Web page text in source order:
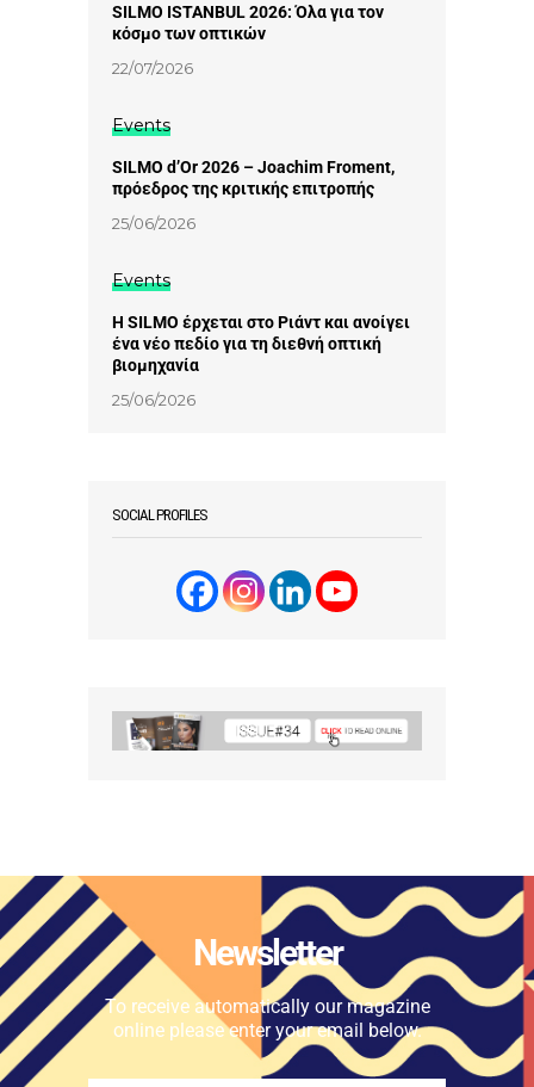
SILMO ISTANBUL 2026: Όλα για τον
κόσμο των οπτικών
22/07/2026
Events
SILMO d’Or 2026 – Joachim Froment,
πρόεδρος της κριτικής επιτροπής
25/06/2026
Events
Η SILMO έρχεται στο Ριάντ και ανοίγει
ένα νέο πεδίο για τη διεθνή οπτική
βιομηχανία
25/06/2026
SOCIAL PROFILES
Newsletter
To receive automatically our magazine
online please enter your email below.